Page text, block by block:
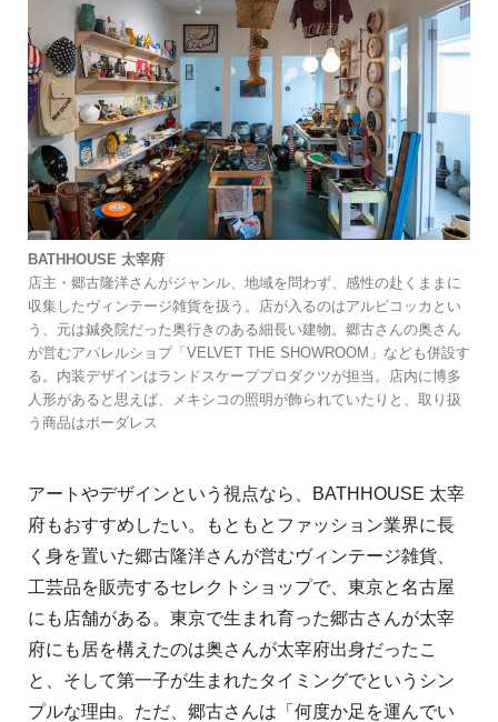
BATHHOUSE 太宰府
店主・郷古隆洋さんがジャンル、地域を問わず、感性の赴くままに
収集したヴィンテージ雑貨を扱う。店が入るのはアルビコッカとい
う、元は鍼灸院だった奥行きのある細長い建物。郷古さんの奥さん
が営むアパレルショプ「VELVET THE SHOWROOM」なども併設す
る。内装デザインはランドスケーププロダクツが担当。店内に博多
人形があると思えば、メキシコの照明が飾られていたりと、取り扱
う商品はボーダレス
アートやデザインという視点なら、BATHHOUSE 太宰
府もおすすめしたい。もともとファッション業界に長
く身を置いた郷古隆洋さんが営むヴィンテージ雑貨、
工芸品を販売するセレクトショップで、東京と名古屋
にも店舗がある。東京で生まれ育った郷古さんが太宰
府にも居を構えたのは奥さんが太宰府出身だったこ
と、そして第一子が生まれたタイミングでというシン
プルな理由。ただ、郷古さんは「何度か足を運んでい